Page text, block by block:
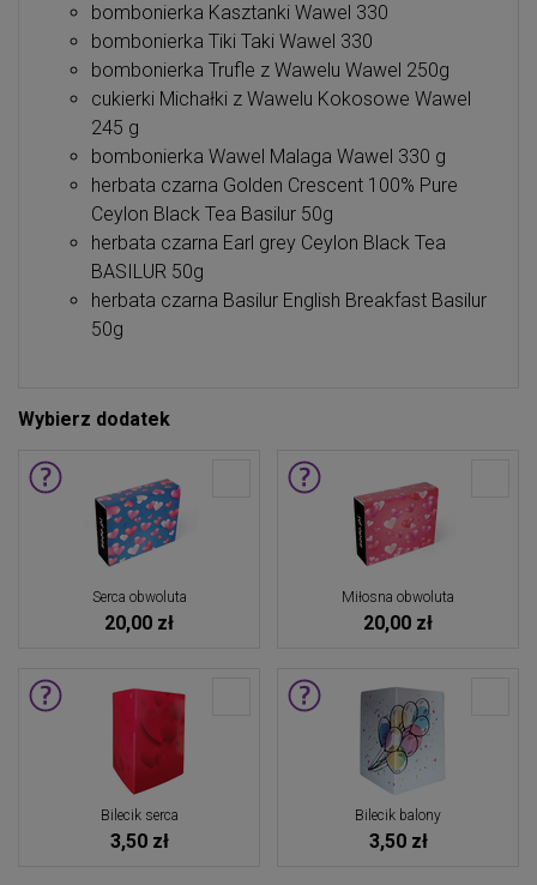
bombonierka Kasztanki Wawel 330
bombonierka Tiki Taki Wawel 330
bombonierka Trufle z Wawelu Wawel 250g
cukierki Michałki z Wawelu Kokosowe Wawel
245 g
bombonierka Wawel Malaga Wawel 330 g
herbata czarna Golden Crescent 100% Pure
Ceylon Black Tea Basilur 50g
herbata czarna Earl grey Ceylon Black Tea
BASILUR 50g
herbata czarna Basilur English Breakfast Basilur
50g
Wybierz dodatek
Serca obwoluta
20,00 zł
Miłosna obwoluta
20,00 zł
Bilecik serca
3,50 zł
Bilecik balony
3,50 zł